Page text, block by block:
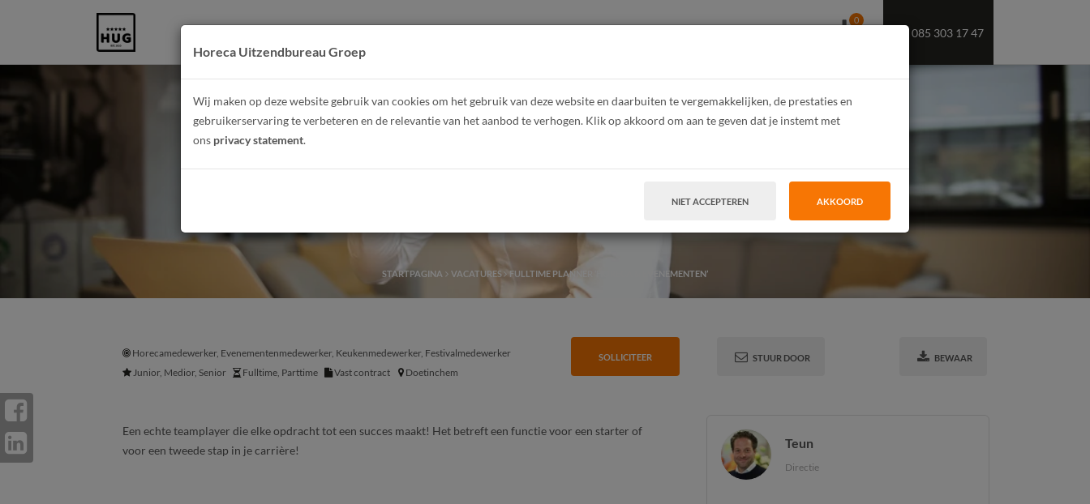
085 303 17 47
0
Fulltime planner ‘Horeca & Evenementen’
STARTPAGINA VACATURES FULLTIME PLANNER ‘HORECA & EVENEMENTEN’
Horecamedewerker, Evenementenmedewerker, Keukenmedewerker, Festivalmedewerker
Junior, Medior, Senior
Fulltime, Parttime Vast contract Doetinchem
SOLLICITEER STUUR DOOR BEWAAR
Een echte teamplayer die elke opdracht tot een succes maakt! Het betreft een functie voor een starter of
voor een tweede stap in je carrière!
Teun
Directie
Horeca Uitzendbureau Groep
Wij maken op deze website gebruik van cookies om het gebruik van deze website en daarbuiten te vergemakkelijken, de prestaties en
gebruikerservaring te verbeteren en de relevantie van het aanbod te verhogen. Klik op akkoord om aan te geven dat je instemt met
ons privacy statement.
NIET ACCEPTEREN AKKOORD